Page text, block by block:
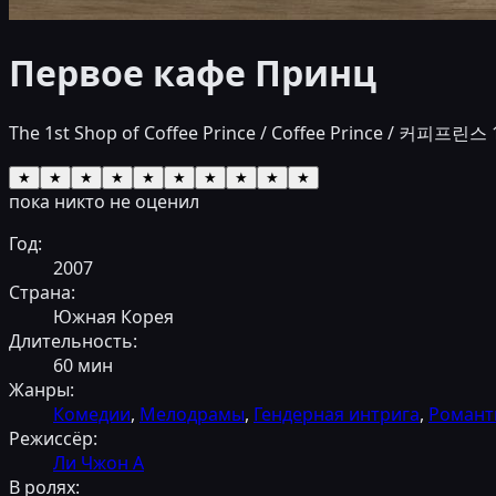
Первое кафе Принц
The 1st Shop of Coffee Prince / Coffee Prince / 커피프린스
★ ★ ★ ★ ★ ★ ★ ★ ★ ★
пока никто не оценил
Год:
2007
Страна:
Южная Корея
Длительность:
60 мин
Жанры:
Комедии, Мелодрамы, Гендерная интрига,
Режиссёр:
Ли Чжон А
В ролях: